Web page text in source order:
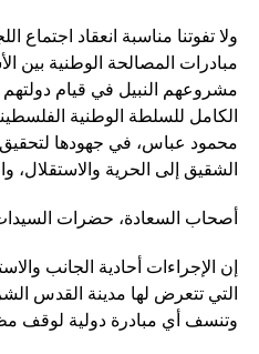
ولا تفوتنا مناسبة انعقاد اجتماع
مبادرات المصالحة الوطنية بين
مشروعهم النبيل في قيام
الكامل للسلطة الوطنية
محمود عباس، في جهودها
الشقيق إلى الحرية والاستقلال،
أصحاب السعادة، حضرات
إن الإجراءات أحادية الجانب
التي تتعرض لها مدينة القدس
وتنسف أي مبادرة دولية لوقف